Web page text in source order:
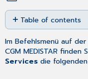
Save
as
PDF
Table of contents
Gesundheit
-
Barrierefreie
Im Befehlsmenü auf
CGM MEDISTAR
Services die